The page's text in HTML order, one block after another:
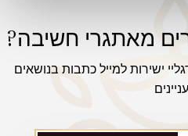
מאתגרי חשיבה?
ישירות למייל כתבות בנושאים